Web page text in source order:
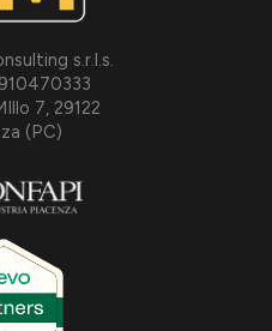
s.r.l.s.
7, 29122
(PC)